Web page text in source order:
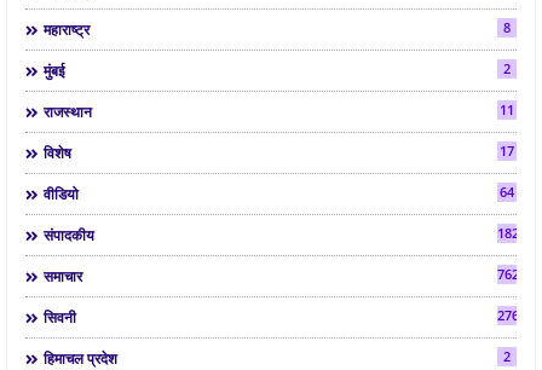
महाराष्ट्र 8
मुंबई 2
राजस्थान 11
विशेष 17
वीडियो 64
संपादकीय 182
समाचार 7624
सिवनी 2763
हिमाचल प्रदेश 2